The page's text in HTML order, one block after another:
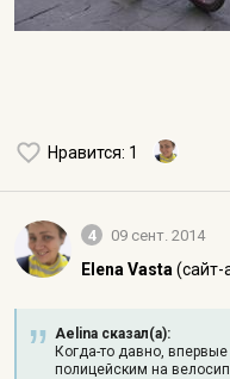
Нравится: 1
4 09 сент. 2014
Elena Vasta
Aelina сказал(а):
Когда-то давно,
полицейским на